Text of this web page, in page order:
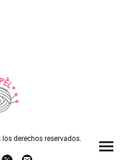
derechos reservados.